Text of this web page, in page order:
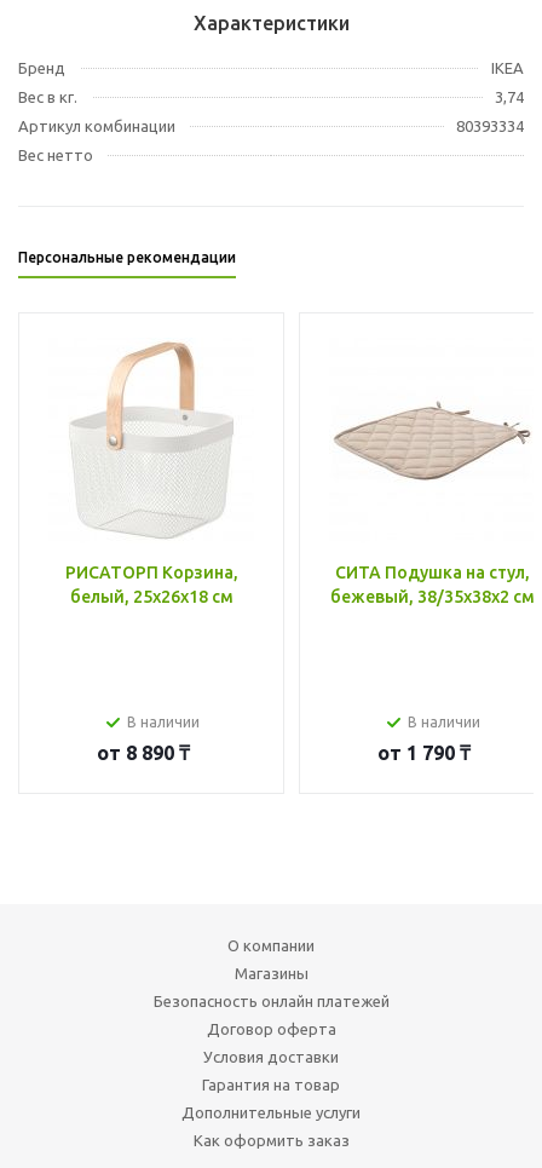
Характеристики
Бренд
IKEA
Вес в кг.
3,74
Артикул комбинации
80393334
Вес нетто
Персональные рекомендации
РИСАТОРП Корзина,
белый, 25x26x18 см
В наличии
от 8 890 ₸
СИТА Подушка на стул,
бежевый, 38/35x38x2 см
В наличии
от 1 790 ₸
О компании
Магазины
Безопасность онлайн платежей
Договор оферта
Условия доставки
Гарантия на товар
Дополнительные услуги
Как оформить заказ